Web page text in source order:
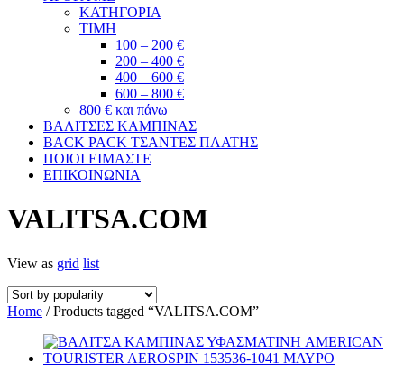
ΚΑΤΗΓΟΡΙΑ
ΤΙΜΗ
100 – 200 €
200 – 400 €
400 – 600 €
600 – 800 €
800 € και πάνω
ΒΑΛΙΤΣΕΣ ΚΑΜΠΙΝΑΣ
BACK PACK ΤΣΑΝΤΕΣ ΠΛΑΤΗΣ
ΠΟΙΟΙ ΕΙΜΑΣΤΕ
ΕΠΙΚΟΙΝΩΝΙΑ
VALITSA.COM
View as grid list
Home / Products tagged “VALITSA.COM”